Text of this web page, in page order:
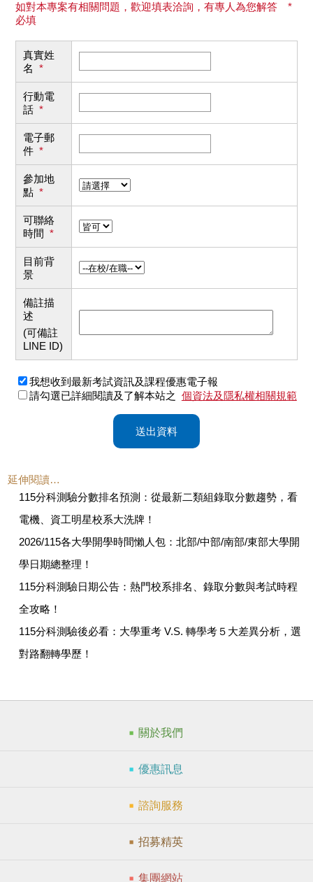
如對本專案有相關問題，歡迎填表洽詢，有專人為您解答 *
必填
真實姓
名 *
行動電
話 *
電子郵
件 *
參加地
點 *
可聯絡
時間 *
目前背
景
備註描
述
(可備註
LINE ID)
我想收到最新考試資訊及課程優惠電子報
請勾選已詳細閱讀及了解本站之 個資法及隱私權相關規範
送出資料
延伸閱讀…
115分科測驗分數排名預測：從最新二類組錄取分數趨勢，看
電機、資工明星校系大洗牌！
2026/115各大學開學時間懶人包：北部/中部/南部/東部大學開
學日期總整理！
115分科測驗日期公告：熱門校系排名、錄取分數與考試時程
全攻略！
115分科測驗後必看：大學重考 V.S. 轉學考５大差異分析，選
對路翻轉學歷！
關於我們
優惠訊息
諮詢服務
招募精英
集團網站